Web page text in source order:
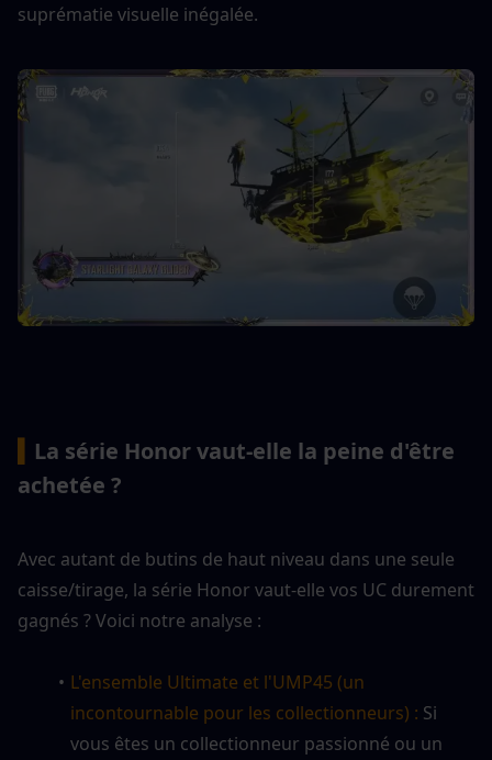
suprématie visuelle inégalée.
La série Honor vaut-elle la peine d'être
achetée ?
Avec autant de butins de haut niveau dans une seule
caisse/tirage, la série Honor vaut-elle vos UC durement
gagnés ? Voici notre analyse :
L'ensemble Ultimate et l'UMP45 (un
incontournable pour les collectionneurs) : Si
vous êtes un collectionneur passionné ou un